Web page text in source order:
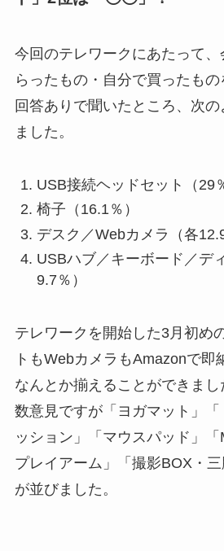
今回のテレワークにあたって、
らったもの・自分で買ったも
回答ありで聞いたところ、次
ました。
USB接続ヘッドセット（29
椅子（16.1％）
デスク／Webカメラ（各12.9
USBハブ／キーボード／デ
9.7％）
テレワークを開始した3月初め
トもWebカメラもAmazonで即
なんとか揃えることができま
数意見ですが「ヨガマット」「
ッション」「マウスパッド」
プレイアーム」「撮影BOX・
が並びました。